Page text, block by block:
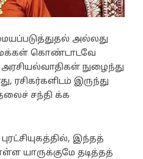
அல்லது
மக்கள் கொண்டாடவே
நுழைந்து
ரசிகர்களிடம் இருந்து
சந்தி க்க
இந்தத்
யாருக்குமே தடித்தத்